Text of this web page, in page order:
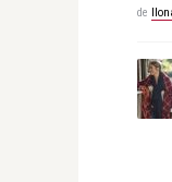
de